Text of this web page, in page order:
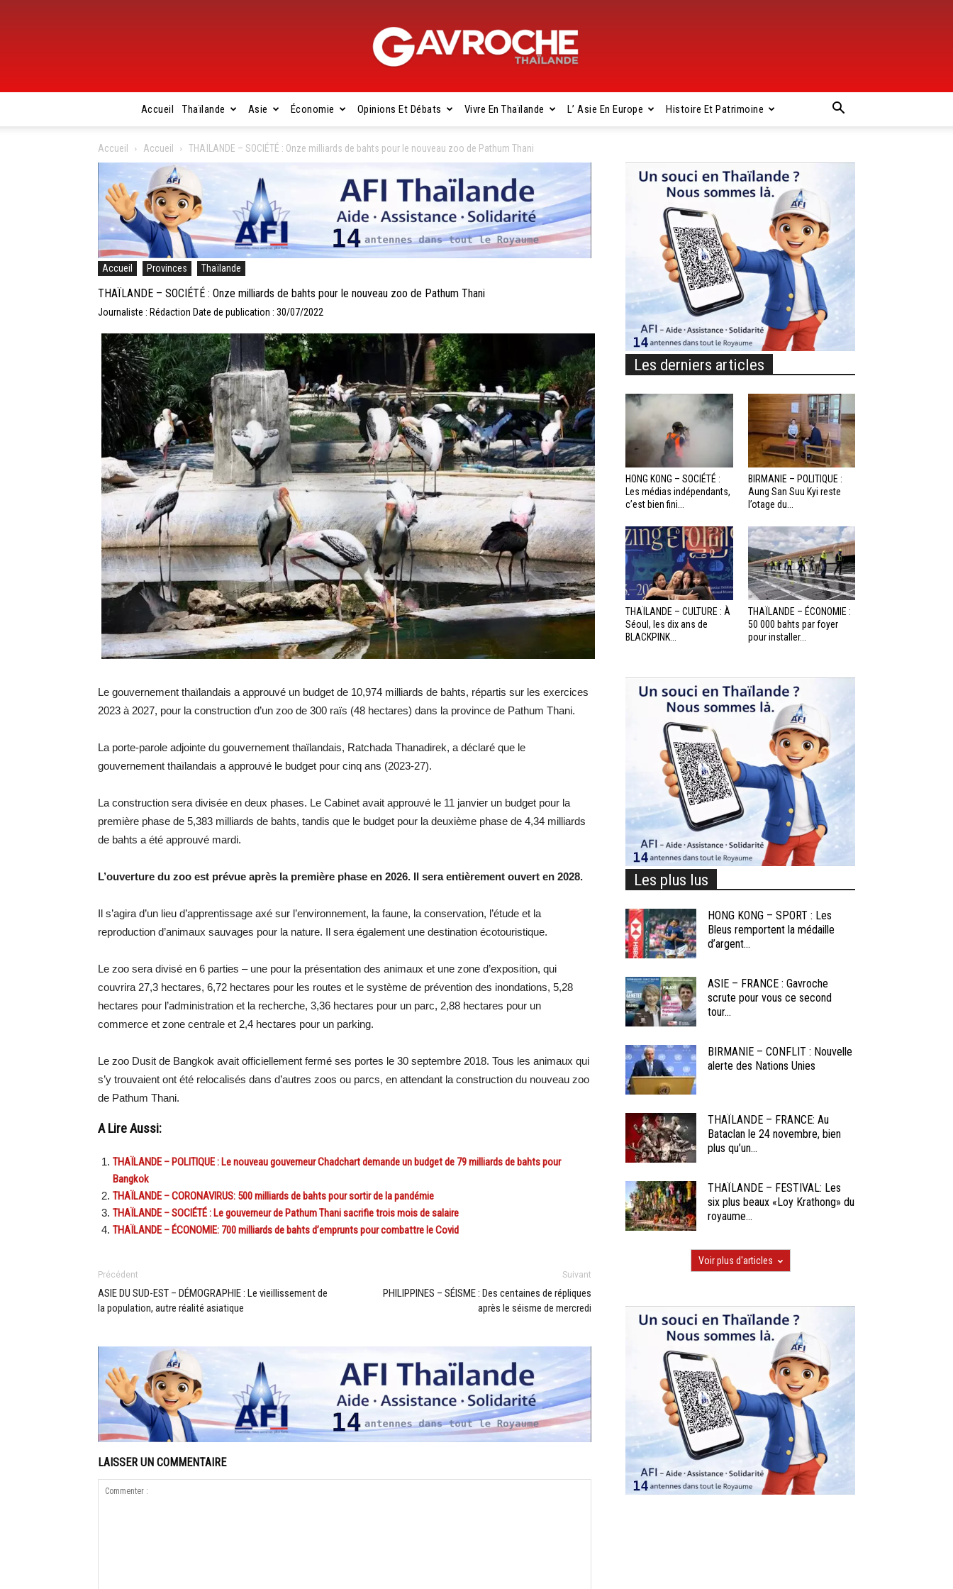
Gavroche
Thaïlande
Accueil Thaïlande Asie Économie Opinions Et Débats Vivre En Thaïlande L’ Asie En Europe Histoire Et Patrimoine
Accueil Accueil THAÏLANDE – SOCIÉTÉ : Onze milliards de bahts pour le nouveau zoo de Pathum Thani
Accueil Provinces Thaïlande
THAÏLANDE – SOCIÉTÉ : Onze milliards de bahts pour le nouveau zoo de Pathum Thani
Journaliste : Rédaction Date de publication : 30/07/2022
Le gouvernement thaïlandais a approuvé un budget de 10,974 milliards de bahts, répartis sur les exercices
2023 à 2027, pour la construction d’un zoo de 300 raïs (48 hectares) dans la province de Pathum Thani.
La porte-parole adjointe du gouvernement thaïlandais, Ratchada Thanadirek, a déclaré que le
gouvernement thaïlandais a approuvé le budget pour cinq ans (2023-27).
La construction sera divisée en deux phases. Le Cabinet avait approuvé le 11 janvier un budget pour la
première phase de 5,383 milliards de bahts, tandis que le budget pour la deuxième phase de 4,34 milliards
de bahts a été approuvé mardi.
L’ouverture du zoo est prévue après la première phase en 2026. Il sera entièrement ouvert en 2028.
Il s’agira d’un lieu d’apprentissage axé sur l’environnement, la faune, la conservation, l’étude et la
reproduction d’animaux sauvages pour la nature. Il sera également une destination écotouristique.
Le zoo sera divisé en 6 parties – une pour la présentation des animaux et une zone d’exposition, qui
couvrira 27,3 hectares, 6,72 hectares pour les routes et le système de prévention des inondations, 5,28
hectares pour l’administration et la recherche, 3,36 hectares pour un parc, 2,88 hectares pour un
commerce et zone centrale et 2,4 hectares pour un parking.
Le zoo Dusit de Bangkok avait officiellement fermé ses portes le 30 septembre 2018. Tous les animaux qui
s’y trouvaient ont été relocalisés dans d’autres zoos ou parcs, en attendant la construction du nouveau zoo
de Pathum Thani.
A Lire Aussi:
THAÏLANDE – POLITIQUE : Le nouveau gouverneur Chadchart demande un budget de 79 milliards de bahts pour
Bangkok
THAÏLANDE – CORONAVIRUS: 500 milliards de bahts pour sortir de la pandémie
THAÏLANDE – SOCIÉTÉ : Le gouverneur de Pathum Thani sacrifie trois mois de salaire
THAÏLANDE – ÉCONOMIE: 700 milliards de bahts d’emprunts pour combattre le Covid
Précédent
ASIE DU SUD-EST – DÉMOGRAPHIE : Le vieillissement de
la population, autre réalité asiatique
Suivant
PHILIPPINES – SÉISME : Des centaines de répliques
après le séisme de mercredi
LAISSER UN COMMENTAIRE
Les derniers articles
HONG KONG – SOCIÉTÉ :
Les médias indépendants,
c’est bien fini...
BIRMANIE – POLITIQUE :
Aung San Suu Kyi reste
l’otage du...
THAÏLANDE – CULTURE : À
Séoul, les dix ans de
BLACKPINK...
THAÏLANDE – ÉCONOMIE :
50 000 bahts par foyer
pour installer...
Les plus lus
HONG KONG – SPORT : Les
Bleus remportent la médaille
d’argent...
ASIE – FRANCE : Gavroche
scrute pour vous ce second
tour...
BIRMANIE – CONFLIT : Nouvelle
alerte des Nations Unies
THAÏLANDE – FRANCE: Au
Bataclan le 24 novembre, bien
plus qu’un...
THAÏLANDE – FESTIVAL: Les
six plus beaux «Loy Krathong» du
royaume...
Voir plus d'articles